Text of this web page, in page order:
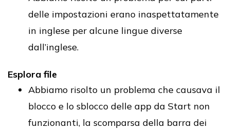
delle impostazioni erano inaspettatamente
in inglese per alcune lingue diverse
dall’inglese.
Esplora file
Abbiamo risolto un problema che causava il
blocco e lo sblocco delle app da Start non
funzionanti, la scomparsa della barra dei